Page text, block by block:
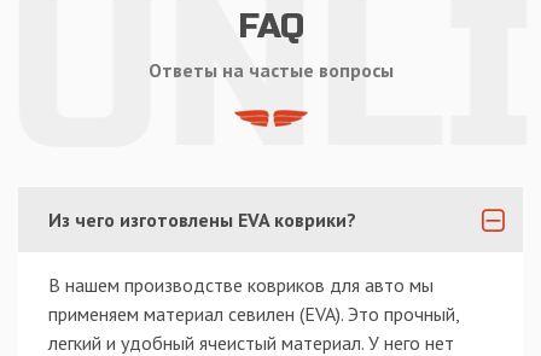
FAQ
Ответы на частые вопросы
Из чего изготовлены EVA коврики?
В нашем производстве ковриков для авто мы
применяем материал севилен (EVA). Это прочный,
легкий и удобный ячеистый материал. У него нет